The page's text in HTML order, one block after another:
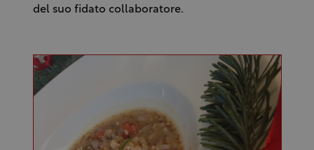
del suo fidato collaboratore.